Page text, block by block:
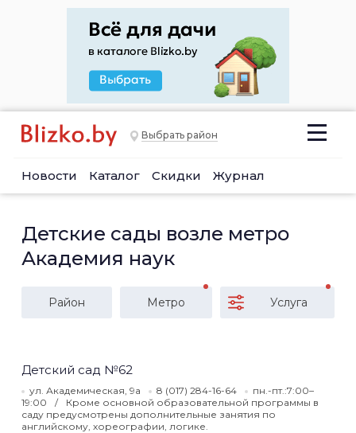
Выбрать район
Новости Каталог Скидки Журнал
Детские сады возле метро
Академия наук
Район Метро Услуга
Детский сад №62
ул. Академическая, 9а 8 (017) 284-16-64
пн.-пт.:7:00–
19:00
Кроме основной образовательной программы в
саду предусмотрены дополнительные занятия по
английскому, хореографии, логике.